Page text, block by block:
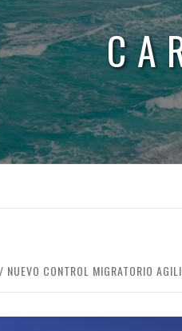
NUEVO CONTROL MIGRATORIO